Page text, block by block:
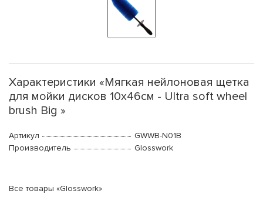
Характеристики «Мягкая нейлоновая щетка
для мойки дисков 10х46см - Ultra soft wheel
brush Big »
Артикул
GWWB-N01B
Производитель
Glosswork
Все товары «Glosswork»